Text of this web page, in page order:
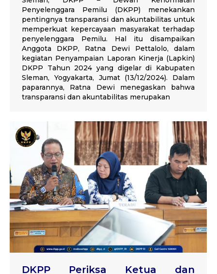
Penyelenggara Pemilu (DKPP) menekankan
pentingnya transparansi dan akuntabilitas untuk
memperkuat kepercayaan masyarakat terhadap
penyelenggara Pemilu. Hal itu disampaikan
Anggota DKPP, Ratna Dewi Pettalolo, dalam
kegiatan Penyampaian Laporan Kinerja (Lapkin)
DKPP Tahun 2024 yang digelar di Kabupaten
Sleman, Yogyakarta, Jumat (13/12/2024). Dalam
paparannya, Ratna Dewi menegaskan bahwa
transparansi dan akuntabilitas merupakan
DKPP Periksa Ketua dan